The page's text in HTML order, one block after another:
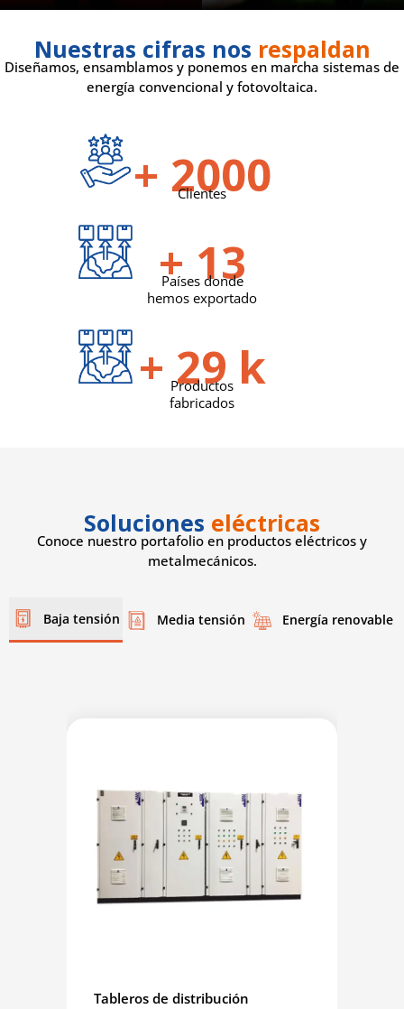
Nuestras cifras nos respaldan
Diseñamos, ensamblamos y ponemos en marcha sistemas de
energía convencional y fotovoltaica.
+ 2000
Clientes
+ 14
Países donde
hemos exportado
+ 31 k
Productos
fabricados
Soluciones eléctricas
Conoce nuestro portafolio en productos eléctricos y
metalmecánicos.
Baja tensión Media tensión Energía renovable
Tableros de distribución